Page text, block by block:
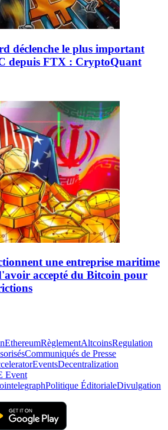
déclenche le plus important
depuis FTX : CryptoQuant
une entreprise maritime
accepté du Bitcoin pour
EthereumRèglementAltcoinsRegulation
Communiqués de Presse
EventsDecentralization
Event
Politique ÉditorialeDivulgation